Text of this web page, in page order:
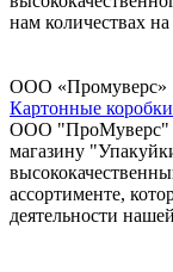
нам количествах
ООО «Промуверс»
Картонные коробки
ООО "ПроМуверс"
магазину
ассортименте,
деятельности